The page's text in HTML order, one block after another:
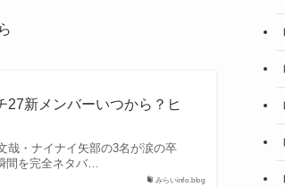
みらいinfo.blog
27新メンバーいつから？ヒ
哉・ナイナイ矢部の3名が涙の卒
間を完全ネタバ…